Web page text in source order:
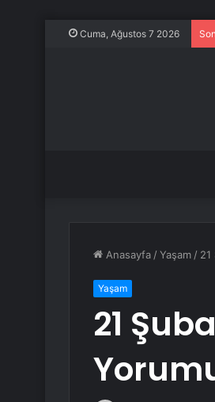
Cuma, Ağustos 7 2026
Anasayfa /Yaşam / 21
Yaşam
21